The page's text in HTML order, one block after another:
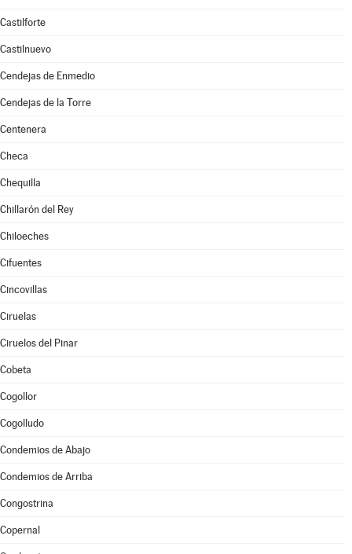
Castilforte
Castilnuevo
Cendejas de Enmedio
Cendejas de la Torre
Centenera
Checa
Chequilla
Chillarón del Rey
Chiloeches
Cifuentes
Cincovillas
Ciruelas
Ciruelos del Pinar
Cobeta
Cogollor
Cogolludo
Condemios de Abajo
Condemios de Arriba
Congostrina
Copernal